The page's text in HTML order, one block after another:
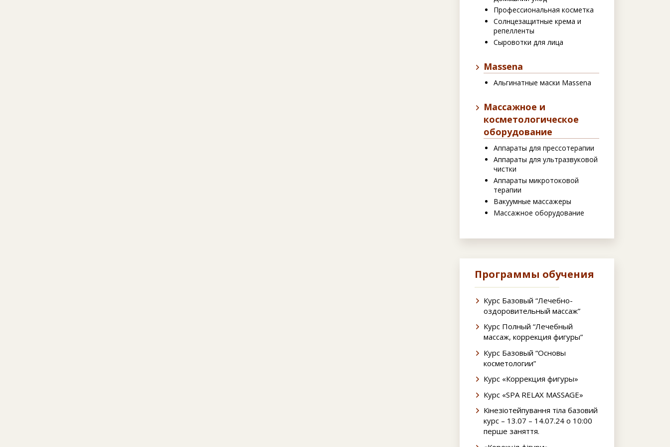
Профессиональная косметка
Солнцезащитные крема и
репелленты
Сыровотки для лица
Massena
Альгинатные маски Massena
Массажное и
косметологическое
оборудование
Аппараты для прессотерапии
Аппараты для ультразвуковой
чистки
Аппараты микротоковой
терапии
Вакуумные массажеры
Массажное оборудование
Программы обучения
Курс Базовый “Лечебно-
оздоровительный массаж”
Курс Полный “Лечебный
массаж, коррекция фигуры”
Курс Базовый “Основы
косметологии”
Курс «Коррекция фигуры»
Курс «SPA RELAX MASSAGE»
Кінезіотейпування тіла базовий
курс – 13.07 – 14.07.24 о 10:00
перше заняття.